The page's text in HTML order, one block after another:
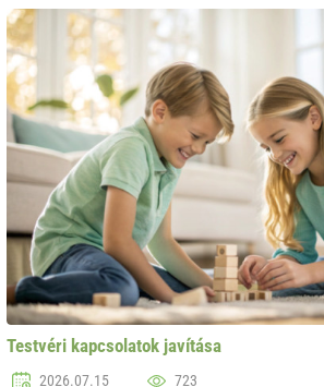
ruhád örömet s..
Testvéri kapcsolatok javítása
2026.07.15 723